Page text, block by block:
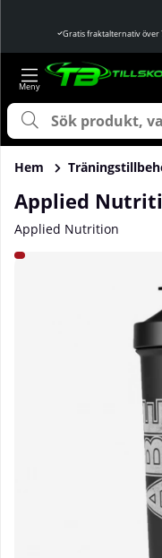
Gratis fraktalternativ över
Hem
Applied
Applied Nutrition
Produktbilder Applied